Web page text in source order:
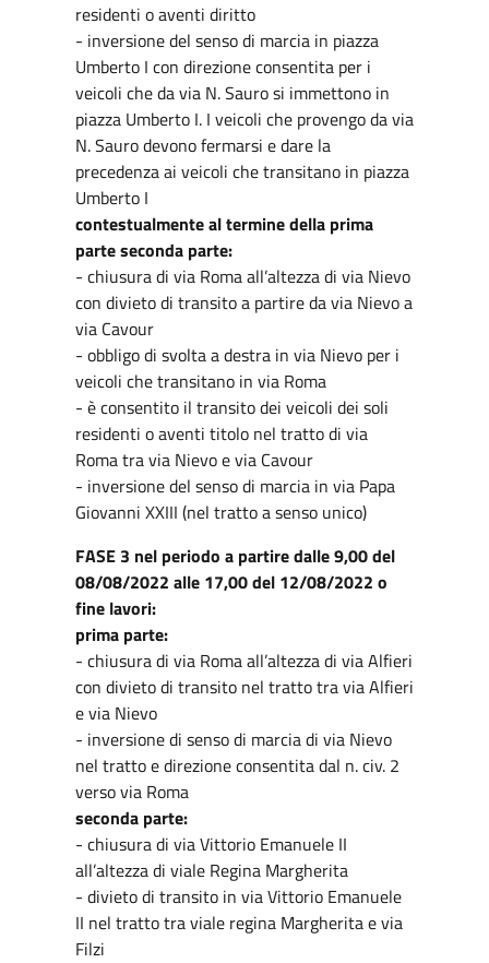
residenti o aventi diritto
- inversione del senso di marcia in piazza
Umberto I con direzione consentita per i
veicoli che da via N. Sauro si immettono in
piazza Umberto I. I veicoli che provengo da via
N. Sauro devono fermarsi e dare la
precedenza ai veicoli che transitano in piazza
Umberto I
contestualmente al termine della prima
parte seconda parte:
- chiusura di via Roma all’altezza di via Nievo
con divieto di transito a partire da via Nievo a
via Cavour
- obbligo di svolta a destra in via Nievo per i
veicoli che transitano in via Roma
- è consentito il transito dei veicoli dei soli
residenti o aventi titolo nel tratto di via
Roma tra via Nievo e via Cavour
- inversione del senso di marcia in via Papa
Giovanni XXIII (nel tratto a senso unico)
FASE 3 nel periodo a partire dalle 9,00 del
08/08/2022 alle 17,00 del 12/08/2022 o
fine lavori:
prima parte:
- chiusura di via Roma all’altezza di via Alfieri
con divieto di transito nel tratto tra via Alfieri
e via Nievo
- inversione di senso di marcia di via Nievo
nel tratto e direzione consentita dal n. civ. 2
verso via Roma
seconda parte:
- chiusura di via Vittorio Emanuele II
all’altezza di viale Regina Margherita
- divieto di transito in via Vittorio Emanuele
II nel tratto tra viale regina Margherita e via
Filzi